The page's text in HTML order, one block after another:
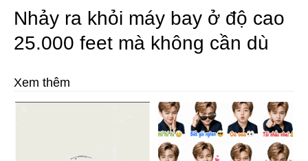
Nhảy ra khỏi máy bay ở độ cao
25.000 feet mà không cần dù
Xem thêm